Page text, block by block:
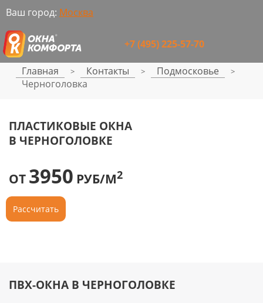
Ваш город: Москва
+7 (495) 225-57-70
Главная > Контакты > Подмосковье >
Черноголовка
ПЛАСТИКОВЫЕ ОКНА
В ЧЕРНОГОЛОВКЕ
ОТ 3950 РУБ/М2
Рассчитать
ПВХ-ОКНА В ЧЕРНОГОЛОВКЕ